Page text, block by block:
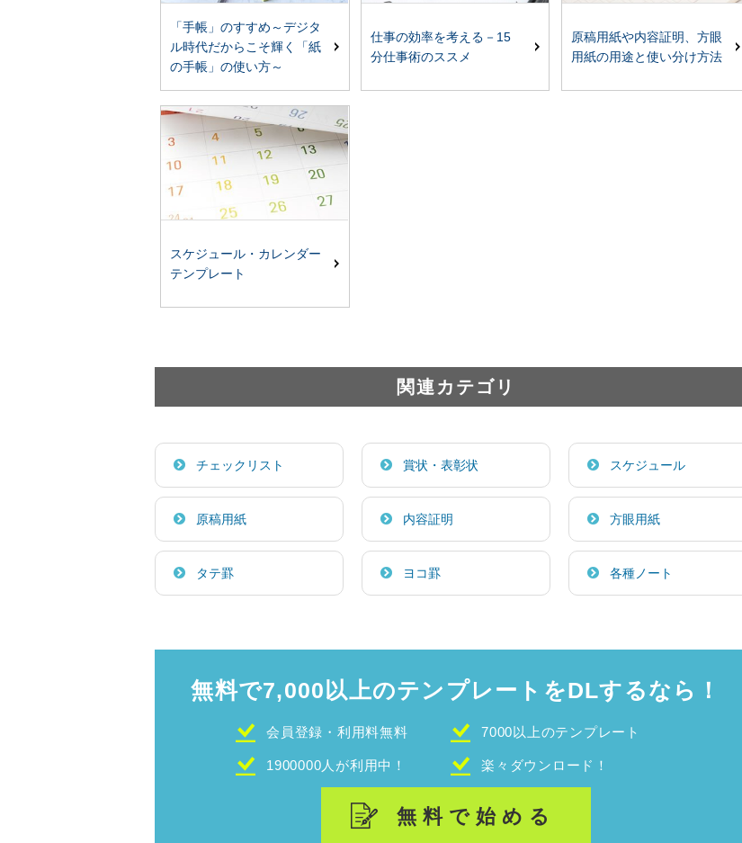
「手帳」のすすめ～デジタ
ル時代だからこそ輝く「紙
の手帳」の使い方～
仕事の効率を考える－15
分仕事術のススメ
原稿用紙や内容証明、方眼
用紙の用途と使い分け方法
スケジュール・カレンダー
テンプレート
関連カテゴリ
チェックリスト 賞状・表彰状 スケジュール
原稿用紙 内容証明 方眼用紙
タテ罫 ヨコ罫 各種ノート
無料で7,000以上のテンプレートをDLするなら！
会員登録・利用料無料 7000以上のテンプレート
1900000人が利用中！ 楽々ダウンロード！
無料で始める